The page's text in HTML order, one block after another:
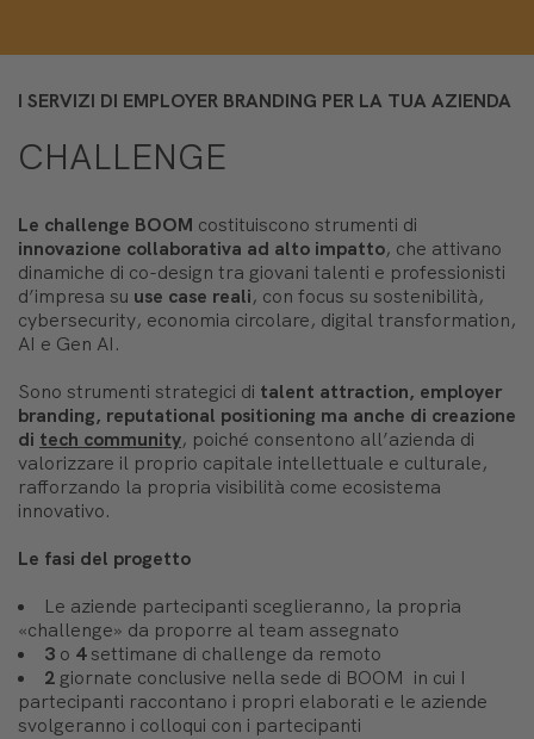
I SERVIZI DI EMPLOYER BRANDING PER LA TUA AZIENDA
CHALLENGE
Le challenge BOOM costituiscono strumenti di
innovazione collaborativa ad alto impatto, che attivano
dinamiche di co-design tra giovani talenti e professionisti
d’impresa su use case reali, con focus su sostenibilità,
cybersecurity, economia circolare, digital transformation,
AI e Gen AI.
Sono strumenti strategici di talent attraction, employer
branding, reputational positioning ma anche di creazione
di tech community, poiché consentono all’azienda di
valorizzare il proprio capitale intellettuale e culturale,
rafforzando la propria visibilità come ecosistema
innovativo.
Le fasi del progetto
Le aziende partecipanti sceglieranno, la propria
«challenge» da proporre al team assegnato
3 o 4settimane di challenge da remoto
2 giornate conclusive nella sede di BOOM in cui I
partecipanti raccontano i propri elaborati e le aziende
svolgeranno i colloqui con i partecipanti